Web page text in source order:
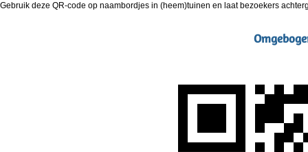
Gebruik deze QR-code op naambordjes in (heem)tuinen en laat bezoekers